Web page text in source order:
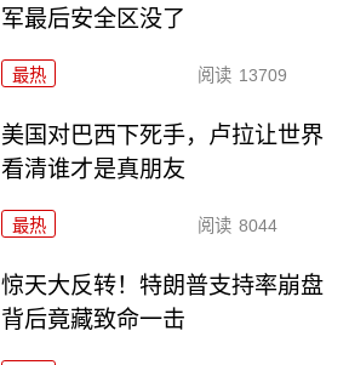
军最后安全区没了
最热 阅读 13709
美国对巴西下死手，卢拉让世界
看清谁才是真朋友
最热 阅读 8044
惊天大反转！特朗普支持率崩盘
背后竟藏致命一击